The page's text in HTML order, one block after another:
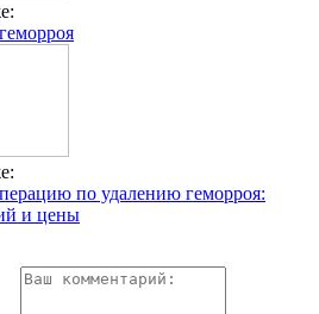
по удалению геморроя:
и цены